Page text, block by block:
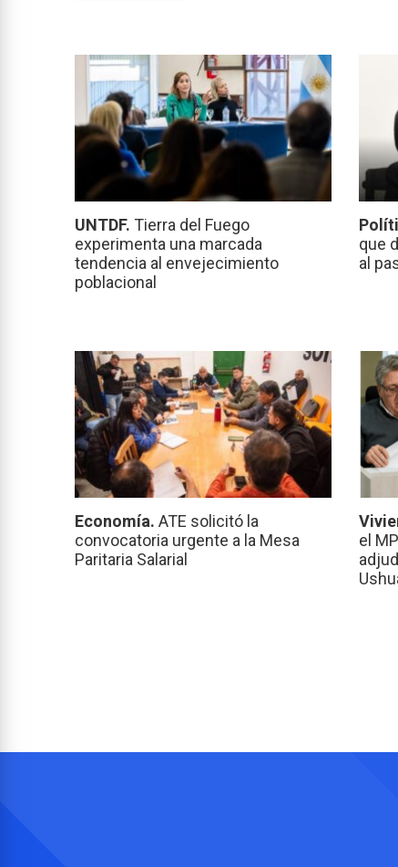
UNTDF. Tierra del Fuego
experimenta una marcada
tendencia al envejecimiento
poblacional
que
al
Economía. ATE solicitó la
convocatoria urgente a la Mesa
Paritaria Salarial
el